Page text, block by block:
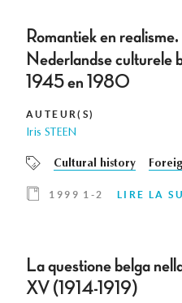
Romantiek en
Nederlandse culturele
1945 en 1980
AUTEUR(S)
Iris STEEN
Cultural history
1999 1-2 LIRE LA
La questione belga
XV (1914-1919)